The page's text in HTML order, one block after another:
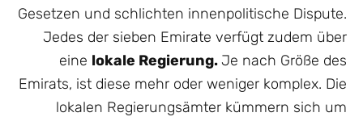
Gesetzen und schlichten innenpolitische Dispute.
Jedes der sieben Emirate verfügt zudem über
eine lokale Regierung.Je nach Größe des
Emirats, ist diese mehr oder weniger komplex. Die
lokalen Regierungsämter kümmern sich um